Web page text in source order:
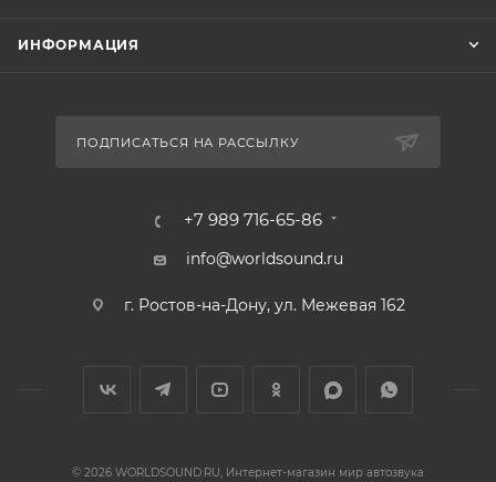
ИНФОРМАЦИЯ
ПОДПИСАТЬСЯ НА РАССЫЛКУ
+7 989 716-65-86
info@worldsound.ru
г. Ростов-на-Дону, ул. Межевая 162
© 2026 WORLDSOUND.RU, Интернет-магазин мир автозвука